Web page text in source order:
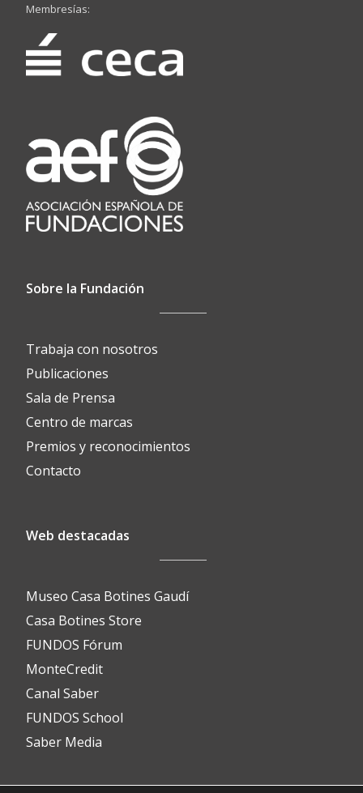
Membresías:
Sobre la Fundación
Trabaja con nosotros
Publicaciones
Sala de Prensa
Centro de marcas
Premios y reconocimientos
Contacto
Web destacadas
Museo Casa Botines Gaudí
Casa Botines Store
FUNDOS Fórum
MonteCredit
Canal Saber
FUNDOS School
Saber Media